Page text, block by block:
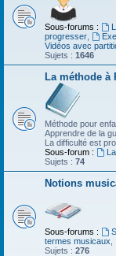
Sous-forums :
progresser
Vidéos avec
Sujets : 1646
La méthode à
Méthode pour
Apprendre de la
La difficulté est
Sous-forum :
Sujets : 74
Notions
Sous-forums :
termes musicaux
Sujets : 276